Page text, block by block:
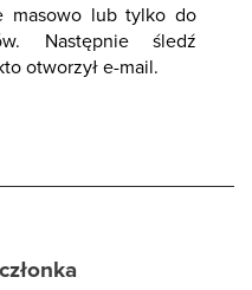
masowo lub tylko do
Następnie śledź
otworzył e-mail.